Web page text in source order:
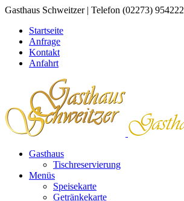
Zum
springen
Gasthaus Schweitzer | Telefon (02273) 954222
Startseite
Anfrage
Kontakt
Anfahrt
Gasthaus
Tischreservierung
Menüs
Speisekarte
Getränkekarte